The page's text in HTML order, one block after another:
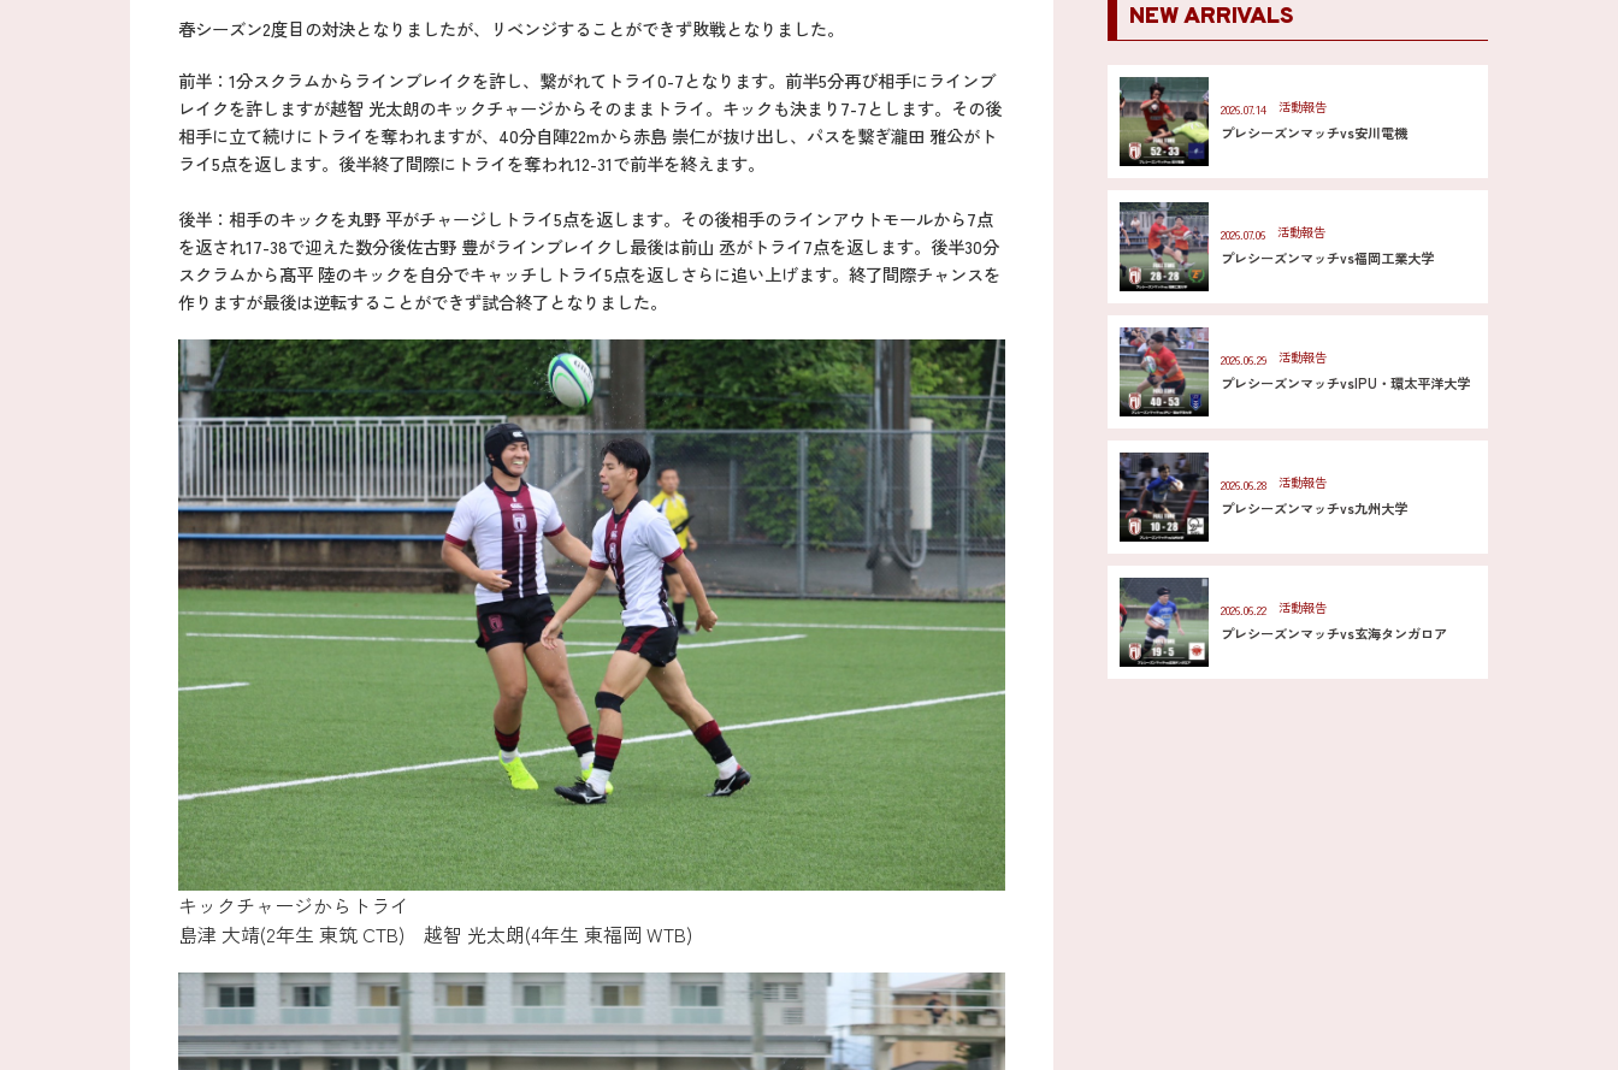
春シーズン2度目の対決となりましたが、リベンジすることができず敗戦となりました。
前半：1分スクラムからラインブレイクを許し、繋がれてトライ0-7となります。前半5分再び相手にラインブ
レイクを許しますが越智 光太朗のキックチャージからそのままトライ。キックも決まり7-7とします。その後
相手に立て続けにトライを奪われますが、40分自陣22mから赤島 崇仁が抜け出し、パスを繋ぎ瀧田 雅公がト
ライ5点を返します。後半終了間際にトライを奪われ12-31で前半を終えます。
後半：相手のキックを丸野 平がチャージしトライ5点を返します。その後相手のラインアウトモールから7点
を返され17-38で迎えた数分後佐古野 豊がラインブレイクし最後は前山 丞がトライ7点を返します。後半30分
スクラムから髙平 陸のキックを自分でキャッチしトライ5点を返しさらに追い上げます。終了間際チャンスを
作りますが最後は逆転することができず試合終了となりました。
キックチャージからトライ
島津 大靖(2年生 東筑 CTB) 越智 光太朗(4年生 東福岡 WTB)
NEW ARRIVALS
2026.07.14 活動報告
プレシーズンマッチvs安川電機
2026.07.06 活動報告
プレシーズンマッチvs福岡工業大学
2026.06.29 活動報告
プレシーズンマッチvsIPU・環太平洋大学
2026.06.28 活動報告
プレシーズンマッチvs九州大学
2026.06.22 活動報告
プレシーズンマッチvs玄海タンガロア